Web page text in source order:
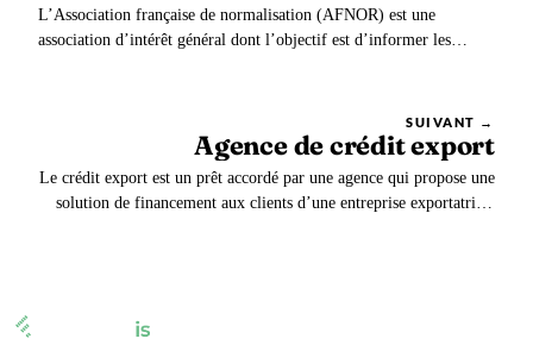
L’Association française de normalisation (AFNOR) est une
association d’intérêt général dont l’objectif est d’informer les
SUIVANT →
Agence de crédit export
Le crédit export est un prêt accordé par une agence qui propose une
solution de financement aux clients d’une entreprise exportatrice.